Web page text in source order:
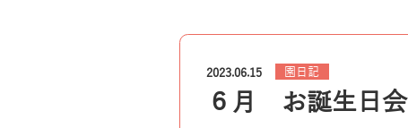
2023.06.15 園日記
６月 お誕生日会